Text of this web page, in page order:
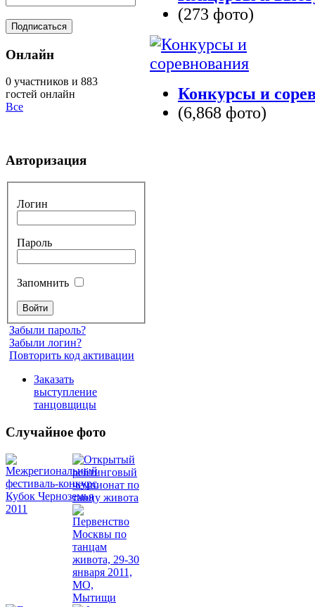
(273 фото)
Конкурсы и
(6,868 фото)
Онлайн
0 участников и 883
гостей онлайн
Все
Авторизация
Логин
Пароль
Запомнить
Забыли пароль?
Забыли логин?
Повторить код активации
Заказать
выступление
танцовщицы
Случайное фото